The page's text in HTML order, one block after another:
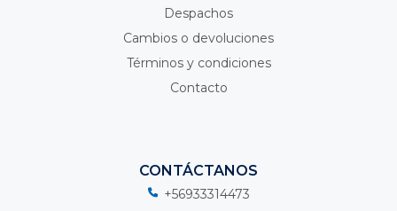
Despachos
Cambios o devoluciones
Términos y condiciones
Contacto
CONTÁCTANOS
+56933314473